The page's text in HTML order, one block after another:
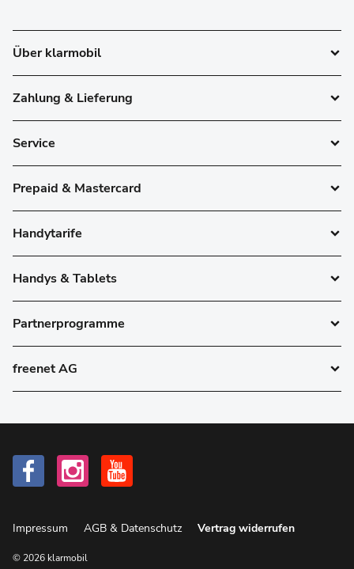
Zahlung & Lieferung
Über klarmobil
Service
Prepaid & Mastercard
Handytarife
Handys & Tablets
Partnerprogramme
freenet AG
Impressum AGB & Datenschutz Vertrag widerrufen
© 2026 klarmobil